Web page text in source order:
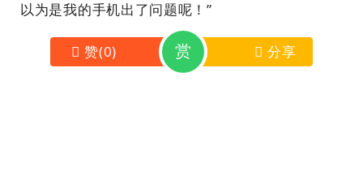
以为是我的手机出了问题呢！”
赞(0) 赏 分享